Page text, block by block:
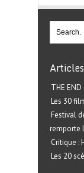
THE END
Les 30
Festival
remporte
Critique :
Les 20